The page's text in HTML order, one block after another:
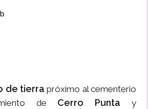
de tierra próximo al cementerio
de Cerro Punta y